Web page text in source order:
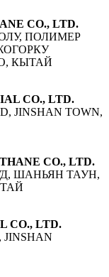
CO., LTD.
ПОЛИМЕР
КЫТАЙ
CO., LTD.
JINSHAN TOWN,
CO., LTD.
ШАНЬЯН ТАУН,
CO., LTD.